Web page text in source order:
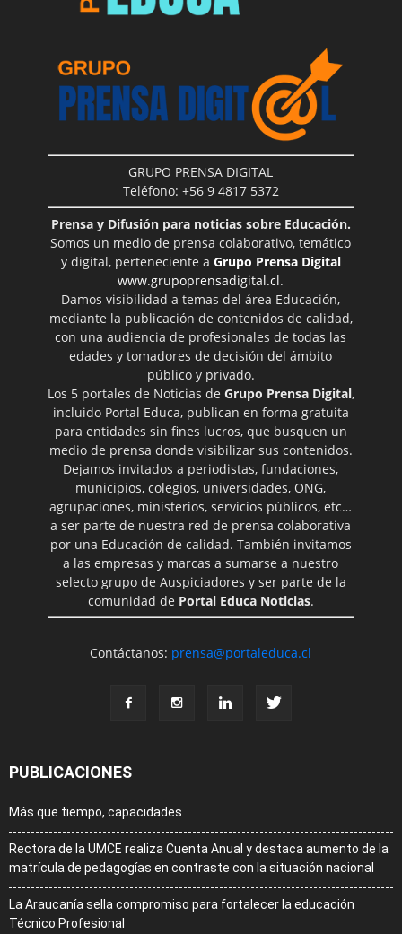
GRUPO PRENSA DIGITAL
Teléfono: +56 9 4817 5372
Prensa y Difusión para noticias sobre Educación.
Somos un medio de prensa colaborativo, temático
y digital, perteneciente a Grupo Prensa Digital
www.grupoprensadigital.cl.
Damos visibilidad a temas del área Educación,
mediante la publicación de contenidos de calidad,
con una audiencia de profesionales de todas las
edades y tomadores de decisión del ámbito
público y privado.
Los 5 portales de Noticias de Grupo Prensa Digital,
incluido Portal Educa, publican en forma gratuita
para entidades sin fines lucros, que busquen un
medio de prensa donde visibilizar sus contenidos.
Dejamos invitados a periodistas, fundaciones,
municipios, colegios, universidades, ONG,
agrupaciones, ministerios, servicios públicos, etc…
a ser parte de nuestra red de prensa colaborativa
por una Educación de calidad. También invitamos
a las empresas y marcas a sumarse a nuestro
selecto grupo de Auspiciadores y ser parte de la
comunidad de Portal Educa Noticias.
Contáctanos: prensa@portaleduca.cl
PUBLICACIONES
Más que tiempo, capacidades
Rectora de la UMCE realiza Cuenta Anual y destaca aumento de la
matrícula de pedagogías en contraste con la situación nacional
La Araucanía sella compromiso para fortalecer la educación
Técnico Profesional